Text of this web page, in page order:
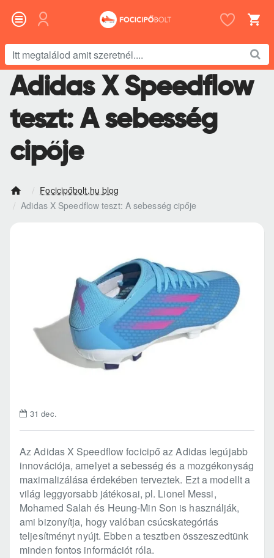
megtalálod
amit
szeretnél....
Adidas X Speedflow
teszt: A sebesség
cipője
o
Focicipőbolt.hu blog
Adidas X Speedflow teszt: A sebesség cipője
31 dec.
Az Adidas X Speedflow focicipő az Adidas legújabb
innovációja, amelyet a sebesség és a mozgékonyság
maximalizálása érdekében terveztek. Ezt a modellt a
világ leggyorsabb játékosai, pl. Lionel Messi,
Mohamed Salah és Heung-Min Son is használják,
ami bizonyítja, hogy valóban csúcskategóriás
teljesítményt nyújt. Ebben a tesztben összeszedtünk
minden fontos információt róla.